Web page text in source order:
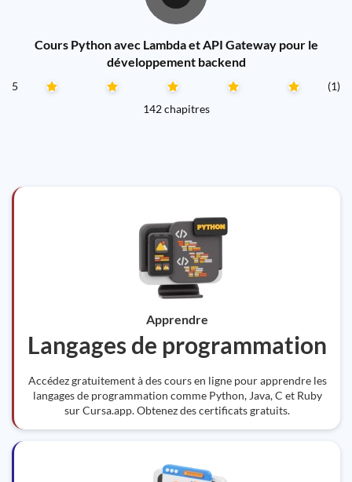
Cours Python avec Lambda et API Gateway pour le
développement backend
5
(1)
142 chapitres
Apprendre
Langages de programmation
Accédez gratuitement à des cours en ligne pour apprendre les
langages de programmation comme Python, Java, C et Ruby
sur Cursa.app. Obtenez des certificats gratuits.